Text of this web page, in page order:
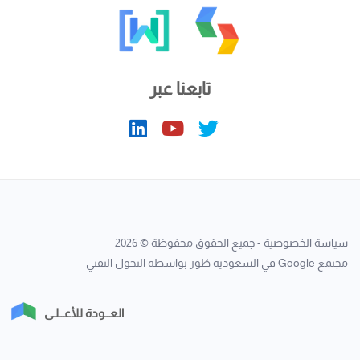
تابعنا عبر
سياسة الخصوصية - جميع الحقوق محفوظة © 2026
مجتمع Google في السعودية
طُور بواسطة التحول التقني
العــودة للأعــلـى